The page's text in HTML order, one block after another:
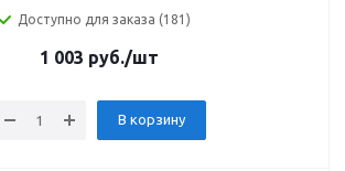
Доступно для заказа (181)
1 003 руб./шт
В корзину